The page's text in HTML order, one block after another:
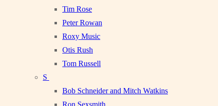
Tim Rose
Peter Rowan
Roxy Music
Otis Rush
Tom Russell
S
Bob Schneider and Mitch Watkins
Ron Sexsmith